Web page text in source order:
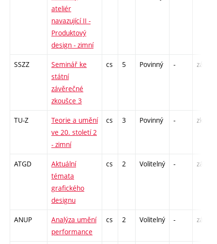
ateliér
navazující II -
Produktový
design - zimní
SSZZ
Seminář ke
státní
závěrečné
zkoušce 3
cs 5 Povinný - zá
TU-Z
Teorie a umění
ve 20. století 2
- zimní
cs 3 Povinný - zk
ATGD
Aktuální
témata
grafického
designu
cs 2 Volitelný - zá
ANUP
Analýza umění
performance
cs 2 Volitelný - zá